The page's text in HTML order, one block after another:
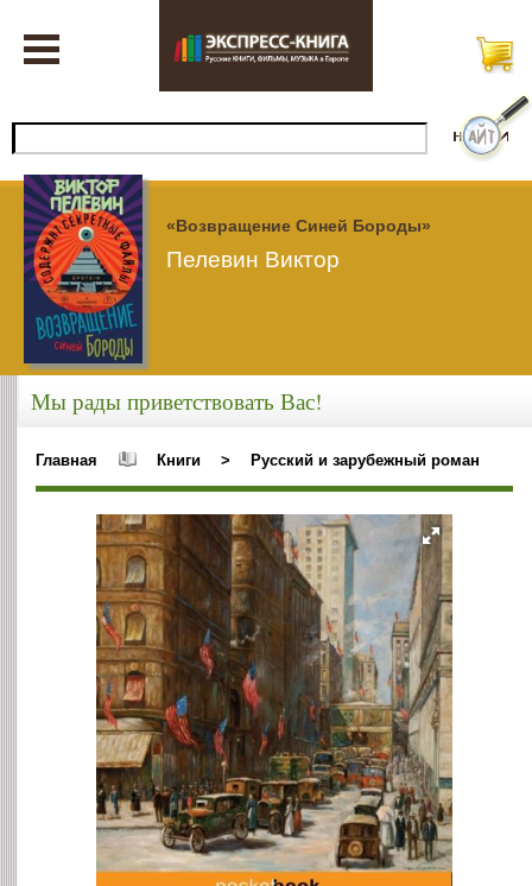
«Возвращение Синей Бороды»
Пелевин Виктор
Мы рады приветствовать Вас!
Главная Книги > Русский и зарубежный роман